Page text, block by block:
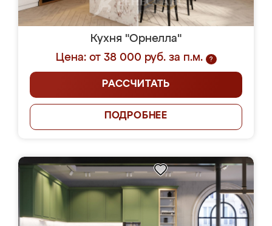
Кухня "Орнелла"
Цена: от 38 000 руб. за п.м.
?
РАССЧИТАТЬ
ПОДРОБНЕЕ